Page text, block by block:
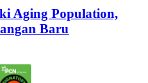
Aging Population,
Baru